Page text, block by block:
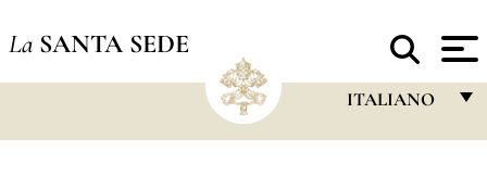
La SANTA SEDE
ITALIANO
FRANÇAIS